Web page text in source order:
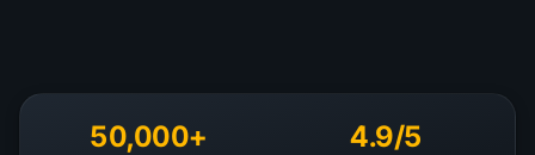
50,000+ 4.9/5